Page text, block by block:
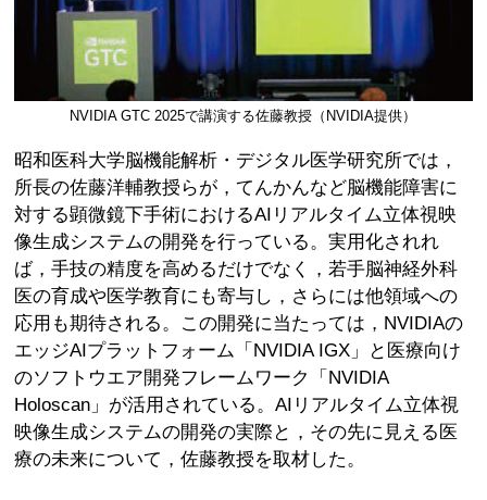
NVIDIA GTC 2025で講演する佐藤教授（NVIDIA提供）
昭和医科大学脳機能解析・デジタル医学研究所では，
所長の佐藤洋輔教授らが，てんかんなど脳機能障害に
対する顕微鏡下手術におけるAIリアルタイム立体視映
像生成システムの開発を行っている。実用化されれ
ば，手技の精度を高めるだけでなく，若手脳神経外科
医の育成や医学教育にも寄与し，さらには他領域への
応用も期待される。この開発に当たっては，NVIDIAの
エッジAIプラットフォーム「NVIDIA IGX」と医療向け
のソフトウエア開発フレームワーク「NVIDIA
Holoscan」が活用されている。AIリアルタイム立体視
映像生成システムの開発の実際と，その先に見える医
療の未来について，佐藤教授を取材した。